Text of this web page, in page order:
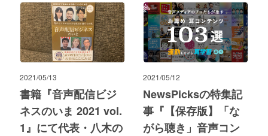
2021/05/13
書籍『音声配信ビジ
ネスのいま 2021 vol.
1』にて代表・八木の
2021/05/12
NewsPicksの特集記
事『【保存版】「な
がら聴き」音声コン